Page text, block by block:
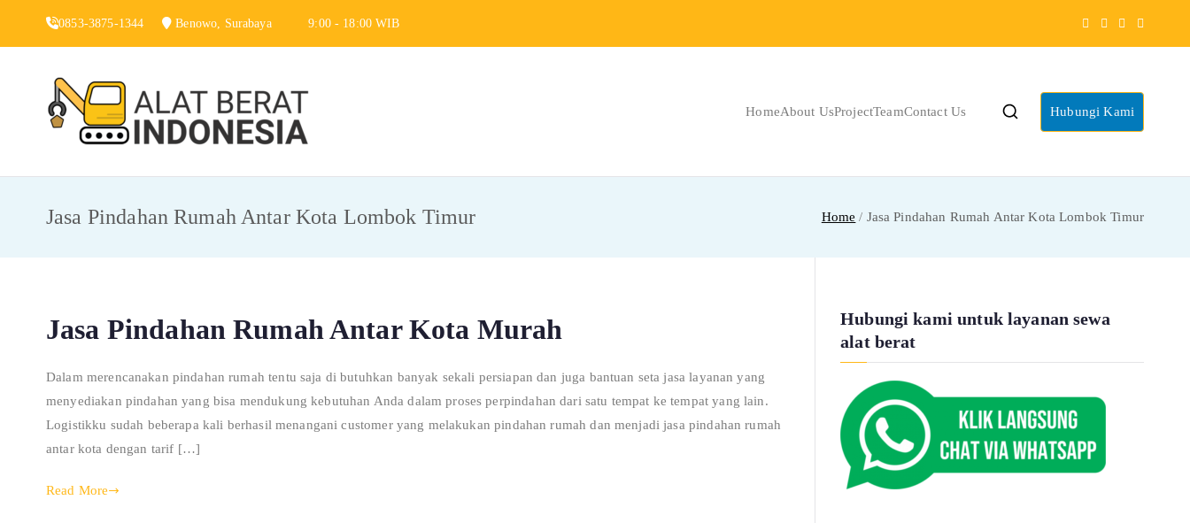
0853-3875-1344 Benowo, Surabaya 9:00 - 18:00 WIB
HomeAbout UsProjectTeamContact Us Hubungi Kami
Jasa Pindahan Rumah Antar Kota Lombok Timur Home Jasa Pindahan Rumah Antar Kota Lombok Timur
Jasa Pindahan Rumah Antar Kota Murah
Dalam merencanakan pindahan rumah tentu saja di butuhkan banyak sekali persiapan dan juga bantuan seta jasa layanan yang
menyediakan pindahan yang bisa mendukung kebutuhan Anda dalam proses perpindahan dari satu tempat ke tempat yang lain.
Logistikku sudah beberapa kali berhasil menangani customer yang melakukan pindahan rumah dan menjadi jasa pindahan rumah
antar kota dengan tarif […]
Read More
Hubungi kami untuk layanan sewa
alat berat